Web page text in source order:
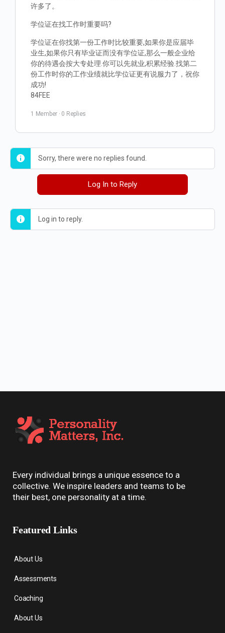
许多了。
学位证在找工作时重要吗?
学位证在你找第一份工作时比较重要,如果你是应届毕
业生,如果你只有毕业证而没有学位证,那么一般企业给
你的待遇会按大专处理.你可以先就业,积累经验.找第二
份工作时你的工作业绩就比学位证更有说服力了，祝你
成功!
84FEE
1 Member · 0 Replies
Sorry, there were no replies found.
Log In to Reply
Log in to reply.
Every individual brings a unique essence to a
collective. We inspire leaders and teams to be
their best, one personality at a time.
Featured Links
About Us
Assessments
Coaching
About Us